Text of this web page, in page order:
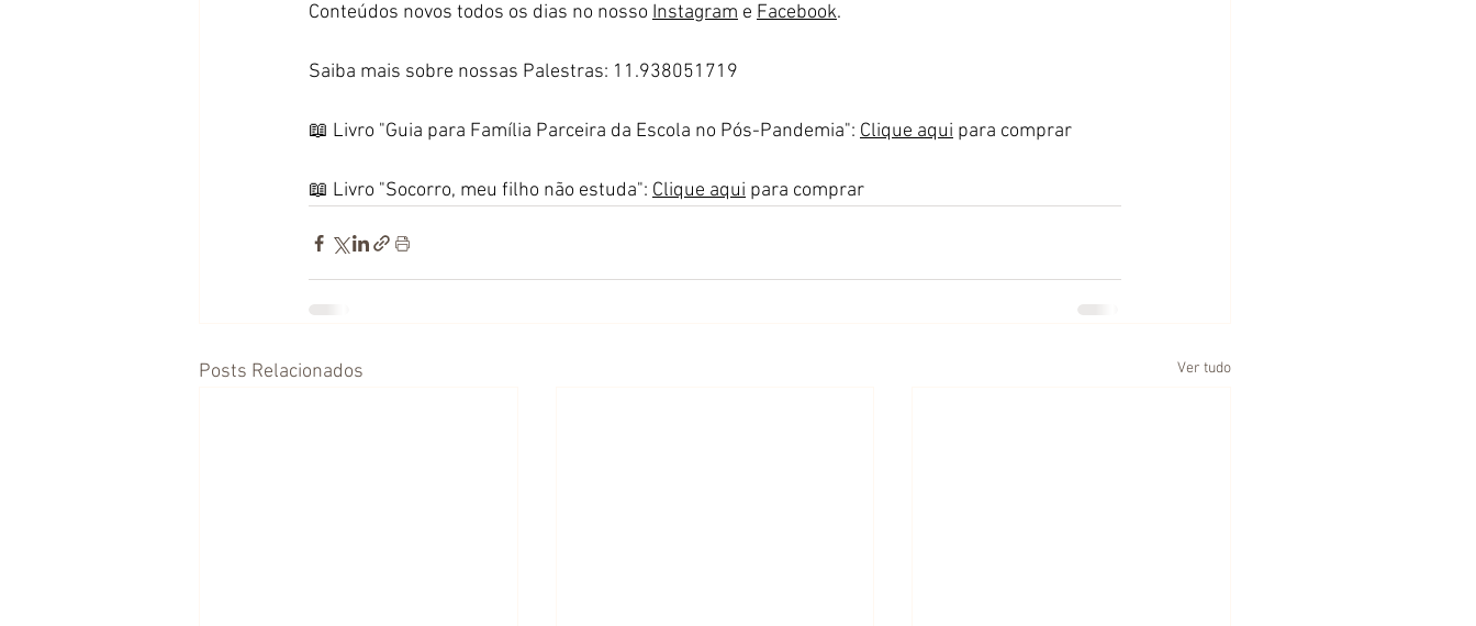
Conteúdos novos todos os dias no nosso Instagram e Facebook.
Saiba mais sobre nossas Palestras: 11.938051719
📖 Livro "Guia para Família Parceira da Escola no Pós-Pandemia": Clique aqui para comprar
📖 Livro "Socorro, meu filho não estuda": Clique aqui para comprar
Posts Relacionados Ver tudo